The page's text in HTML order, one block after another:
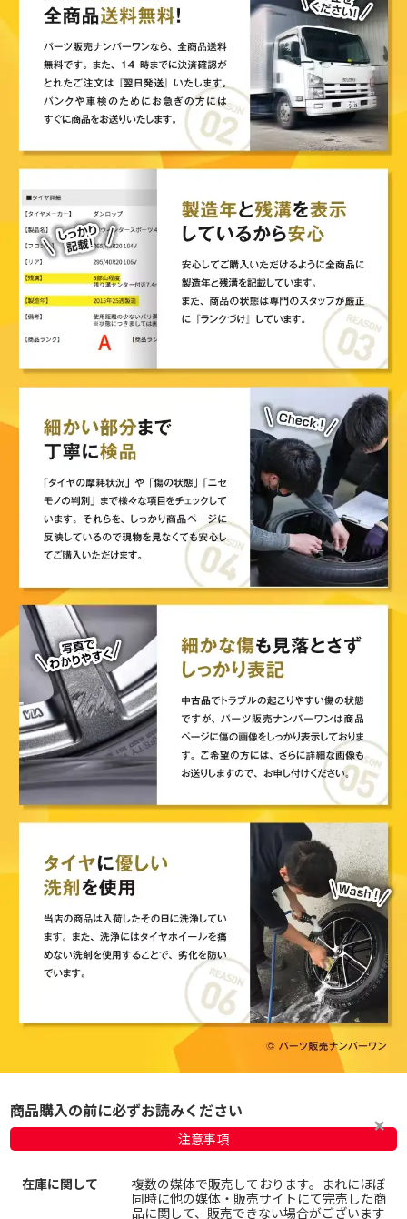
商品購入の前に必ずお読みください
注意事項
在庫に関して
複数の媒体で販売しております。まれにほぼ
同時に他の媒体・販売サイトにて完売した商
品に関して、販売できない場合がございます